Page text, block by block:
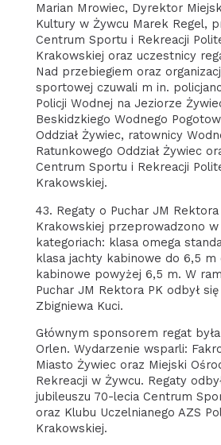
Marian Mrowiec, Dyrektor
Kultury w Żywcu Marek Regel,
Centrum Sportu i Rekreacji
Krakowskiej oraz uczestnicy
Nad przebiegiem oraz
sportowej czuwali m in.
Policji Wodnej na Jeziorze
Beskidzkiego Wodnego
Oddział Żywiec, ratownicy
Ratunkowego Oddział Żywiec
Centrum Sportu i Rekreacji
Krakowskiej.
43. Regaty o Puchar JM
Krakowskiej przeprowadzono
kategoriach: klasa omega
klasa jachty kabinowe do 6,5 m
kabinowe powyżej 6,5 m. W
Puchar JM Rektora PK odbył się
Zbigniewa Kuci.
Głównym sponsorem regat
Orlen. Wydarzenie wsparli:
Miasto Żywiec oraz Miejski
Rekreacji w Żywcu. Regaty
jubileuszu 70-lecia Centrum
oraz Klubu Uczelnianego AZS
Krakowskiej.